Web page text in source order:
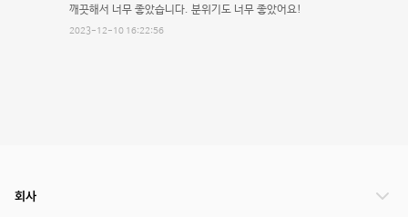
깨끗해서 너무 좋았습니다. 분위기도 너무 좋았어요!
2023-12-10 16:22:56
회사